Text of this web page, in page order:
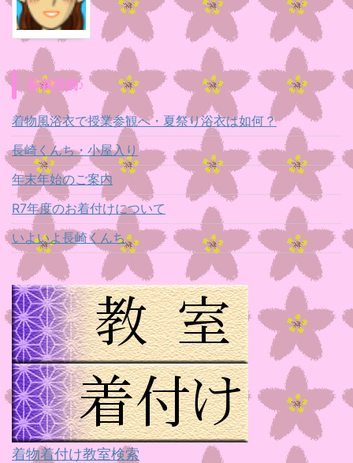
新着投稿♪
着物風浴衣で授業参観へ・夏祭り浴衣は如何？
長崎くんち・小屋入り
年末年始のご案内
R7年度のお着付けについて
いよいよ長崎くんち
着物着付け教室検索